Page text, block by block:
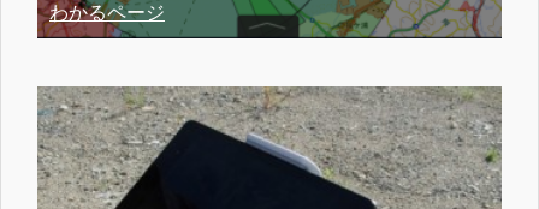
わかるページ